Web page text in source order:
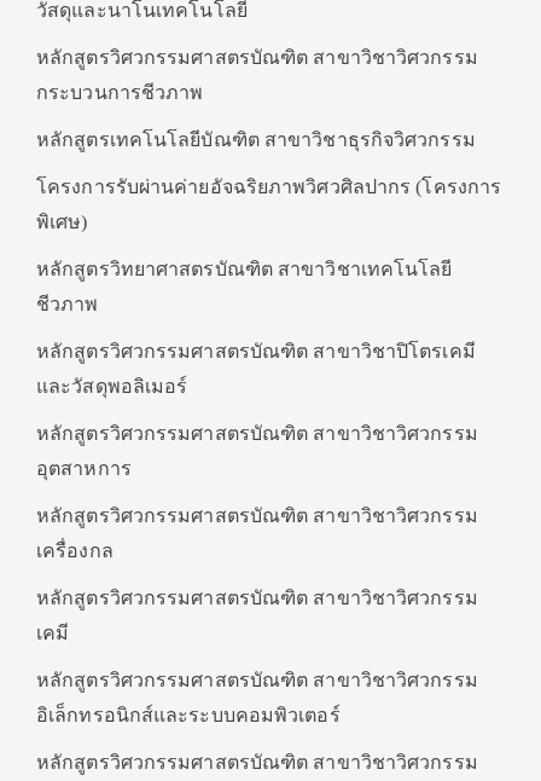
วัสดุและนาโนเทคโนโลยี
หลักสูตรวิศวกรรมศาสตรบัณฑิต สาขาวิชาวิศวกรรม
กระบวนการชีวภาพ
หลักสูตรเทคโนโลยีบัณฑิต สาขาวิชาธุรกิจวิศวกรรม
โครงการรับผ่านค่ายอัจฉริยภาพวิศวศิลปากร (โครงการ
พิเศษ)
หลักสูตรวิทยาศาสตรบัณฑิต สาขาวิชาเทคโนโลยี
ชีวภาพ
หลักสูตรวิศวกรรมศาสตรบัณฑิต สาขาวิชาปิโตรเคมี
และวัสดุพอลิเมอร์
หลักสูตรวิศวกรรมศาสตรบัณฑิต สาขาวิชาวิศวกรรม
อุตสาหการ
หลักสูตรวิศวกรรมศาสตรบัณฑิต สาขาวิชาวิศวกรรม
เครื่องกล
หลักสูตรวิศวกรรมศาสตรบัณฑิต สาขาวิชาวิศวกรรม
เคมี
หลักสูตรวิศวกรรมศาสตรบัณฑิต สาขาวิชาวิศวกรรม
อิเล็กทรอนิกส์และระบบคอมพิวเตอร์
หลักสูตรวิศวกรรมศาสตรบัณฑิต สาขาวิชาวิศวกรรม